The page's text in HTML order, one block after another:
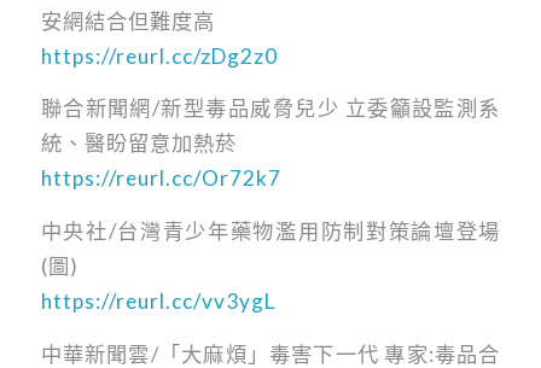
安網結合但難度高
https://reurl.cc/zDg2z0
聯合新聞網/新型毒品威脅兒少 立委籲設監測系
統、醫盼留意加熱菸
https://reurl.cc/Or72k7
中央社/台灣青少年藥物濫用防制對策論壇登場
(圖)
https://reurl.cc/vv3ygL
中華新聞雲/「大麻煩」毒害下一代 專家:毒品合